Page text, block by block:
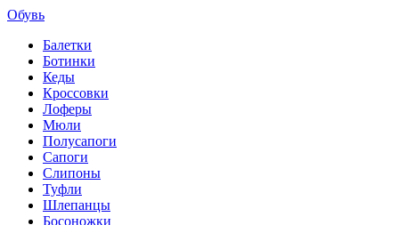
Обувь
Балетки
Ботинки
Кеды
Кроссовки
Лоферы
Мюли
Полусапоги
Сапоги
Слипоны
Туфли
Шлепанцы
Босоножки